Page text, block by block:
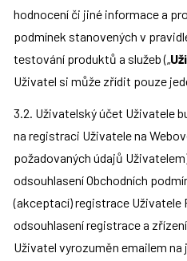
hodnocení či jiné informace a
podmínek stanovených v
testování produktů a služeb („
Uživatel si může zřídit pouze
3.2. Uživatelský účet Uživatele
na registraci Uživatele na
požadovaných údajů
odsouhlasení Obchodních
(akceptací) registrace Uživatele
odsouhlasení registrace a
Uživatel vyrozuměn emailem na